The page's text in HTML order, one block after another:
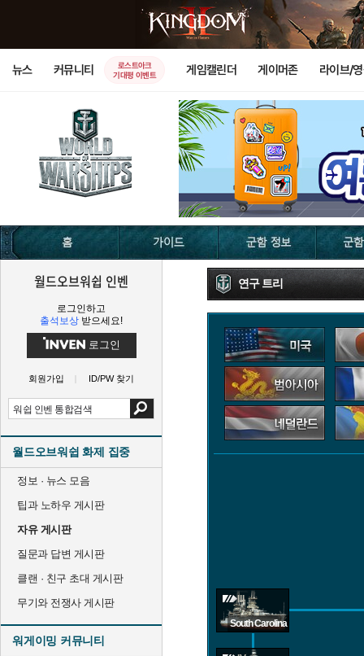
뉴스 커뮤니티
로스트아크
기대평 이벤트
게임캘린더 게이머존 라이브/
월드오브워쉽 인벤
로그인하고
출석보상 받으세요!
로그인
회원가입 ID/PW 찾기
월드오브워쉽 화제 집중
정보 · 뉴스 모음
팁과 노하우 게시판
자유 게시판
질문과 답변 게시판
클랜 · 친구 초대 게시판
무기와 전쟁사 게시판
워게이밍 커뮤니티
연구 트리
III
South Carolina